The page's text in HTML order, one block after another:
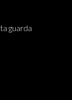
guarda